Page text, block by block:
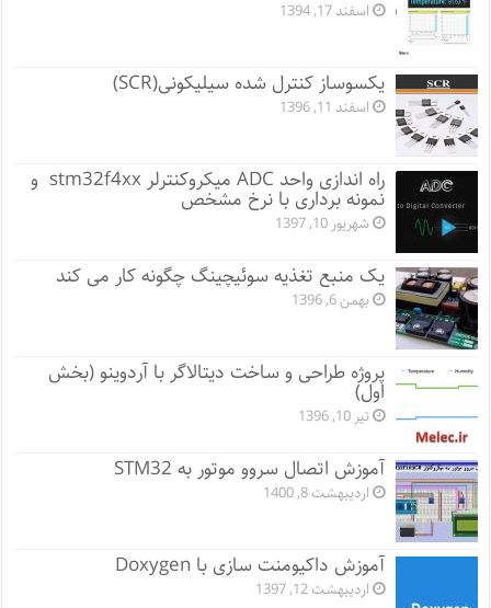
اسفند 17, 1394
یکسوساز کنترل شده سیلیکونی(SCR)
اسفند 11, 1396
راه اندازی واحد ADC میکروکنترلر stm32f4xx و
نمونه برداری با نرخ مشخص
شهریور 10, 1397
یک منبع تغذیه سوئیچینگ چگونه کار می کند
بهمن 6, 1396
پروژه طراحی و ساخت دیتالاگر با آردوینو (بخش
اول)
تیر 10, 1396
آموزش اتصال سروو موتور به STM32
اردیبهشت 8, 1400
آموزش داکیومنت سازی با Doxygen
اردیبهشت 12, 1397